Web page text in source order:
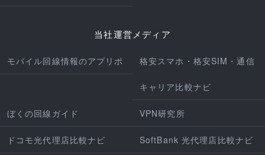
当社運営メディア
モバイル回線情報のアプリポ 格安スマホ・格安SIM・通信
キャリア比較ナビ
ぼくの回線ガイド VPN研究所
ドコモ光代理店比較ナビ SoftBank 光代理店比較ナビ